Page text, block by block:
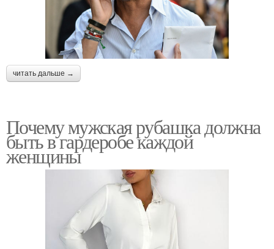
читать дальше →
Почему мужская рубашка должна
быть в гардеробе каждой
женщины